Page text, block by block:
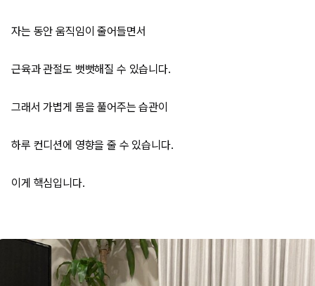
자는 동안 움직임이 줄어들면서
근육과 관절도 뻣뻣해질 수 있습니다.
그래서 가볍게 몸을 풀어주는 습관이
하루 컨디션에 영향을 줄 수 있습니다.
이게 핵심입니다.